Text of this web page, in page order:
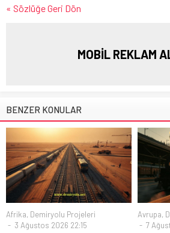
« Sözlüğe Geri Dön
MOBİL REKLAM
BENZER KONULAR
Afrika, Demiryolu Projeleri
3 Ağustos 2026 22:15
Avrupa,
7